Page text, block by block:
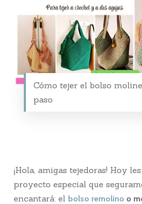
Cómo tejer el bolso
paso
¡Hola, amigas tejedoras! Hoy
proyecto especial que
encantará: el bolso remolino o